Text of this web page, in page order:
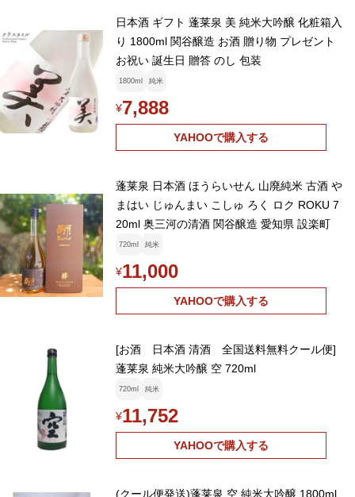
日本酒 ギフト 蓬莱泉 美 純米大吟醸 化粧箱入
り 1800ml 関谷醸造 お酒 贈り物 プレゼント
お祝い 誕生日 贈答 のし 包装
1800ml 純米
¥7,888
YAHOOで購入する
蓬莱泉 日本酒 ほうらいせん 山廃純米 古酒 や
まはい じゅんまい こしゅ ろく ロク ROKU 7
20ml 奥三河の清酒 関谷醸造 愛知県 設楽町
720ml 純米
¥11,000
YAHOOで購入する
[お酒 日本酒 清酒 全国送料無料クール便]
蓬莱泉 純米大吟醸 空 720ml
720ml 純米
¥11,752
YAHOOで購入する
(クール便発送)蓬莱泉 空 純米大吟醸 1800ml